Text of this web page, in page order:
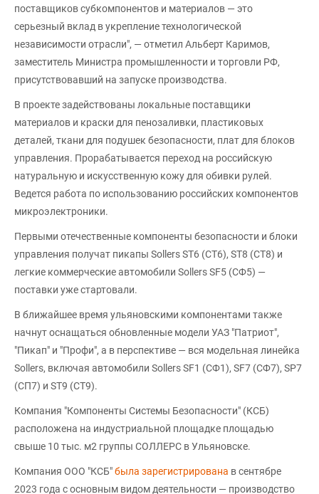
поставщиков субкомпонентов и материалов — это
серьезный вклад в укрепление технологической
независимости отрасли", — отметил Альберт Каримов,
заместитель Министра промышленности и торговли РФ,
присутствовавший на запуске производства.
В проекте задействованы локальные поставщики
материалов и краски для пенозаливки, пластиковых
деталей, ткани для подушек безопасности, плат для блоков
управления. Прорабатывается переход на российскую
натуральную и искусственную кожу для обивки рулей.
Ведется работа по использованию российских компонентов
микроэлектроники.
Первыми отечественные компоненты безопасности и блоки
управления получат пикапы Sollers ST6 (СТ6), ST8 (СТ8) и
легкие коммерческие автомобили Sollers SF5 (СФ5) —
поставки уже стартовали.
В ближайшее время ульяновскими компонентами также
начнут оснащаться обновленные модели УАЗ "Патриот",
"Пикап" и "Профи", а в перспективе — вся модельная линейка
Sollers, включая автомобили Sollers SF1 (СФ1), SF7 (СФ7), SP7
(СП7) и ST9 (СТ9).
Компания "Компоненты Системы Безопасности" (КСБ)
расположена на индустриальной площадке площадью
свыше 10 тыс. м2 группы СОЛЛЕРС в Ульяновске.
Компания ООО "КСБ"была зарегистрирована в сентябре
2023 года с основным видом деятельности — производство